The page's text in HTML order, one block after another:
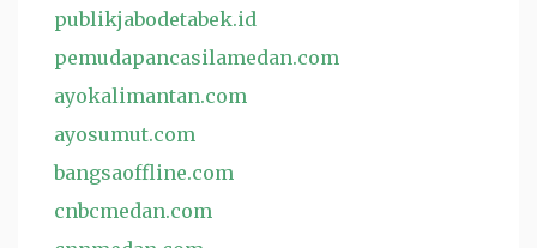
publikjabodetabek.id
pemudapancasilamedan.com
ayokalimantan.com
ayosumut.com
bangsaoffline.com
cnbcmedan.com